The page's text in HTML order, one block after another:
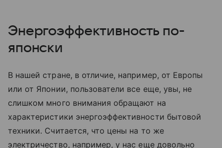
Энергоэффективность по-
японски
В нашей стране, в отличие, например, от Европы
или от Японии, пользователи все еще, увы, не
слишком много внимания обращают на
характеристики энергоэффективности бытовой
техники. Считается, что цены на то же
электричество, например, у нас еще довольно